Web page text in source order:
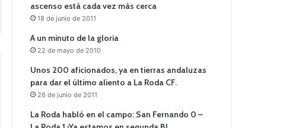
ascenso está cada vez más cerca
18 de junio de 2011
A un minuto de la gloria
22 de mayo de 2010
Unos 200 aficionados, ya en tierras andaluzas
para dar el último aliento a La Roda CF.
26 de junio de 2011
La Roda habló en el campo: San Fernando 0 –